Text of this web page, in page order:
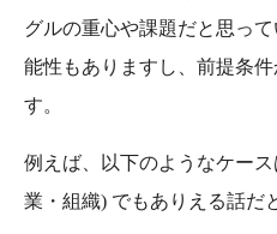
グルの重心や課題だと思っ
能性もありますし、前提条
す。
例えば、以下のようなケー
業・組織) でもありえる話だ